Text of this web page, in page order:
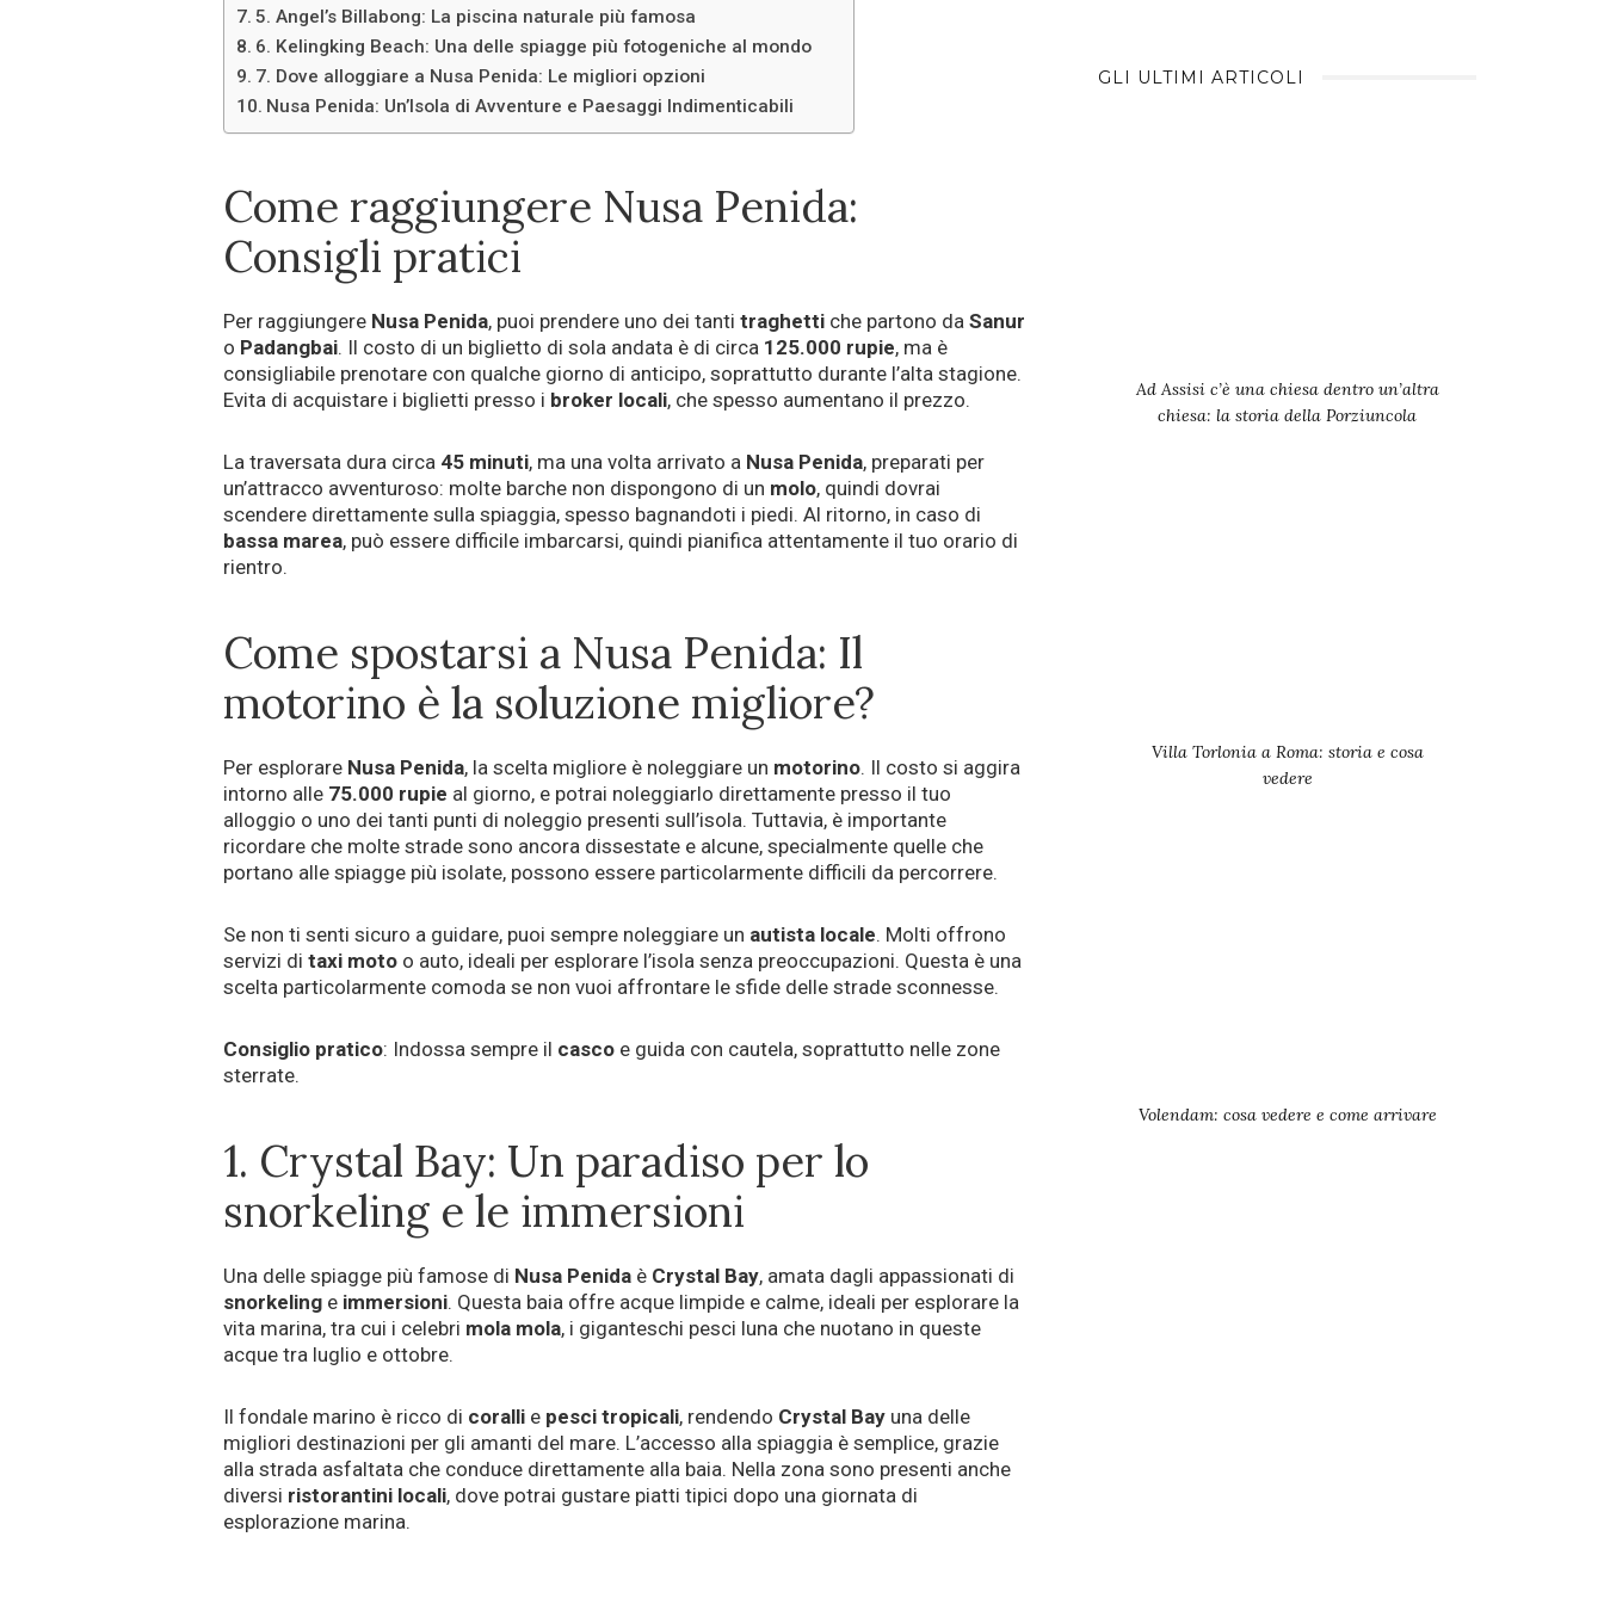
5. Angel’s Billabong: La piscina naturale più famosa
6. Kelingking Beach: Una delle spiagge più fotogeniche al mondo
7. Dove alloggiare a Nusa Penida: Le migliori opzioni
Nusa Penida: Un’Isola di Avventure e Paesaggi Indimenticabili
Come raggiungere Nusa Penida:
Consigli pratici
Per raggiungere Nusa Penida, puoi prendere uno dei tanti traghetti che partono da Sanur
o Padangbai. Il costo di un biglietto di sola andata è di circa 125.000 rupie, ma è
consigliabile prenotare con qualche giorno di anticipo, soprattutto durante l’alta stagione.
Evita di acquistare i biglietti presso i broker locali, che spesso aumentano il prezzo.
La traversata dura circa 45 minuti, ma una volta arrivato a Nusa Penida, preparati per
un’attracco avventuroso: molte barche non dispongono di un molo, quindi dovrai
scendere direttamente sulla spiaggia, spesso bagnandoti i piedi. Al ritorno, in caso di
bassa marea, può essere difficile imbarcarsi, quindi pianifica attentamente il tuo orario di
rientro.
Come spostarsi a Nusa Penida: Il
motorino è la soluzione migliore?
Per esplorare Nusa Penida, la scelta migliore è noleggiare un motorino. Il costo si aggira
intorno alle 75.000 rupie al giorno, e potrai noleggiarlo direttamente presso il tuo
alloggio o uno dei tanti punti di noleggio presenti sull’isola. Tuttavia, è importante
ricordare che molte strade sono ancora dissestate e alcune, specialmente quelle che
portano alle spiagge più isolate, possono essere particolarmente difficili da percorrere.
Se non ti senti sicuro a guidare, puoi sempre noleggiare un autista locale. Molti offrono
servizi di taxi moto o auto, ideali per esplorare l’isola senza preoccupazioni. Questa è una
scelta particolarmente comoda se non vuoi affrontare le sfide delle strade sconnesse.
Consiglio pratico: Indossa sempre il casco e guida con cautela, soprattutto nelle zone
sterrate.
1. Crystal Bay: Un paradiso per lo
snorkeling e le immersioni
Una delle spiagge più famose di Nusa Penida è Crystal Bay, amata dagli appassionati di
snorkeling e immersioni. Questa baia offre acque limpide e calme, ideali per esplorare la
vita marina, tra cui i celebri mola mola, i giganteschi pesci luna che nuotano in queste
acque tra luglio e ottobre.
Il fondale marino è ricco di coralli e pesci tropicali, rendendo Crystal Bay una delle
migliori destinazioni per gli amanti del mare. L’accesso alla spiaggia è semplice, grazie
alla strada asfaltata che conduce direttamente alla baia. Nella zona sono presenti anche
diversi ristorantini locali, dove potrai gustare piatti tipici dopo una giornata di
esplorazione marina.
GLI ULTIMI ARTICOLI
Ad Assisi c’è una chiesa dentro un’altra
chiesa: la storia della Porziuncola
Villa Torlonia a Roma: storia e cosa
vedere
Volendam: cosa vedere e come arrivare